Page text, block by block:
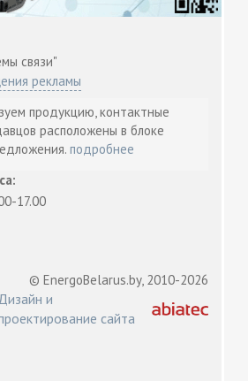
связи"
рекламы
продукцию, контактные
расположены в блоке
подробнее
17.00
© EnergoBelarus.by, 2010-2026
и
сайта